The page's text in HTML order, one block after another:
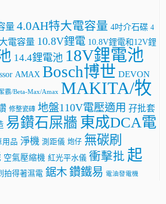
量 4.0AH特大電容量 4吋介石碟 4
電容量 10.8V鋰電 10.8V鋰電和12V鋰
14.4鋰電池 18V鋰電池
AMAX Bosch博世 DEVON
霸/Beta-Max/Amax MAKITA/牧
修整瓷磚 地盤110V電壓適用 孖批套
易鑽石屎牆 東成DCA電
用品 淨機 測距儀 炮仔 無碳刷
空氣壓縮機 紅光平水儀 衝擊批 起
拍得著濕電 鋸木 鑽鐵易 電油發電機